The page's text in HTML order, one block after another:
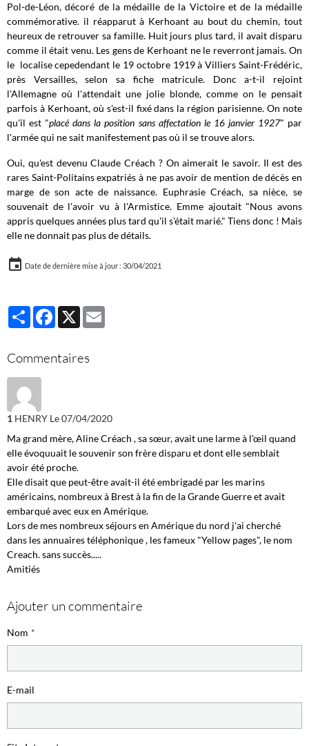
Pol-de-Léon, décoré de la médaille de la Victoire et de la médaille
commémorative. il réapparut à Kerhoant au bout du chemin, tout
heureux de retrouver sa famille. Huit jours plus tard, il avait disparu
comme il était venu. Les gens de Kerhoant ne le reverront jamais. On
le localise cepedendant le 19 octobre 1919 à Villiers Saint-Frédéric,
près Versailles, selon sa fiche matricule. Donc a-t-il rejoint
l'Allemagne où l'attendait une jolie blonde, comme on le pensait
parfois à Kerhoant, où s'est-il fixé dans la région parisienne. On note
qu'il est "placé dans la position sans affectation le 16 janvier 1927" par
l'armée qui ne sait manifestement pas où il se trouve alors.
Oui, qu'est devenu Claude Créach ? On aimerait le savoir. Il est des
rares Saint-Politains expatriés à ne pas avoir de mention de décès en
marge de son acte de naissance. Euphrasie Créach, sa nièce, se
souvenait de l'avoir vu à l'Armistice. Emme ajoutait "Nous avons
appris quelques années plus tard qu'il s'était marié." Tiens donc ! Mais
elle ne donnait pas plus de détails.
Date de dernière mise à jour : 30/04/2021
PartagerFacebook
X
Commentaires
1 HENRY Le 07/04/2020
Ma grand mère, Aline Créach , sa sœur, avait une larme à l'œil quand
elle évoquuait le souvenir son frère disparu et dont elle semblait
avoir été proche.
Elle disait que peut-être avait-il été embrigadé par les marins
américains, nombreux à Brest à la fin de la Grande Guerre et avait
embarqué avec eux en Amérique.
Lors de mes nombreux séjours en Amérique du nord j'ai cherché
dans les annuaires téléphonique , les fameux "Yellow pages", le nom
Creach. sans succès.....
Amitiés
Ajouter un commentaire
Nom
E-mail